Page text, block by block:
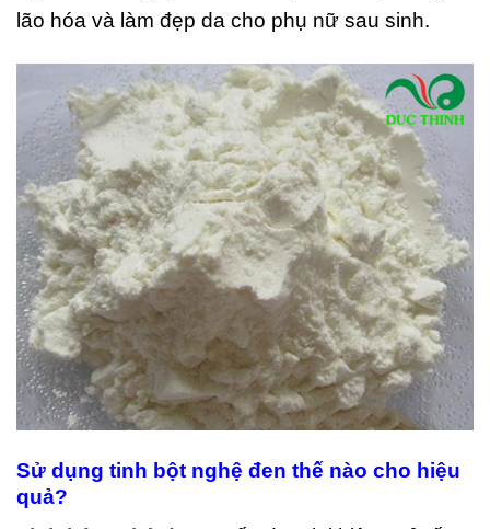
lão hóa và làm đẹp da cho phụ nữ sau sinh.
Sử dụng tinh bột nghệ đen thế nào cho hiệu
quả?